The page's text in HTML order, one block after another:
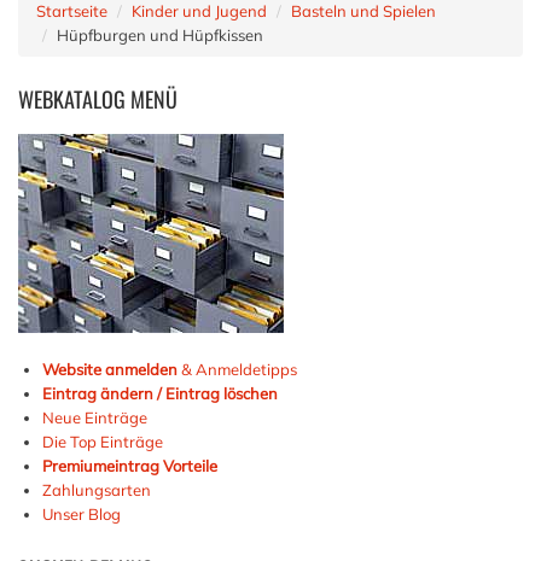
Startseite Kinder und Jugend
Basteln und Spielen
Hüpfburgen und Hüpfkissen
WEBKATALOG MENÜ
Website anmelden& Anmeldetipps
Eintrag ändern / Eintrag löschen
Neue Einträge
Die Top Einträge
Premiumeintrag Vorteile
Zahlungsarten
Unser Blog